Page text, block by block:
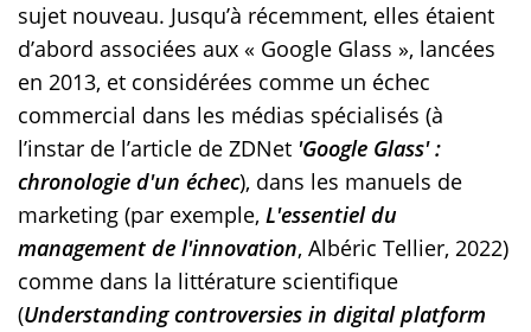
sujet nouveau. Jusqu’à récemment, elles étaient
d’abord associées aux « Google Glass », lancées
en 2013, et considérées comme un échec
commercial dans les médias spécialisés (à
l’instar de l’article de ZDNet 'Google Glass' :
chronologie d'un échec), dans les manuels de
marketing (par exemple, L'essentiel du
management de l'innovation, Albéric Tellier, 2022)
comme dans la littérature scientifique
(Understanding controversies in digital platform